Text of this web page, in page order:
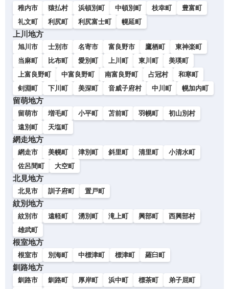
稚内市 猿払村 浜頓別町 中頓別町 枝幸町
豊富町
礼文町
利尻町 利尻富士町 幌延町
上川地方
旭川市 士別市 名寄市 富良野市 鷹栖町
東神楽町
当麻町
比布町 愛別町 上川町 東川町
美瑛町
上富良野町
中富良野町 南富良野町 占冠村
和寒町
剣淵町
下川町 美深町 音威子府村 中川町 幌加内町
留萌地方
留萌市 増毛町 小平町 苫前町 羽幌町
初山別村
遠別町
天塩町
網走地方
網走市 美幌町 津別町 斜里町 清里町
小清水町
佐呂間町
大空町
北見地方
北見市 訓子府町 置戸町
紋別地方
紋別市 遠軽町 湧別町 滝上町 興部町
西興部村
雄武町
根室地方
根室市 別海町 中標津町 標津町 羅臼町
釧路地方
釧路市 釧路町 厚岸町 浜中町 標茶町
弟子屈町